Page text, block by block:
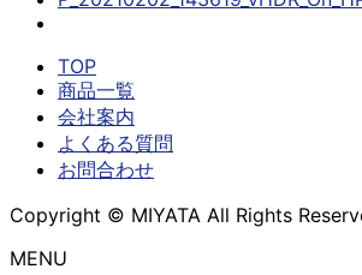
TOP
商品一覧
会社案内
よくある質問
お問合わせ
Copyright © MIYATA All Rights
MENU